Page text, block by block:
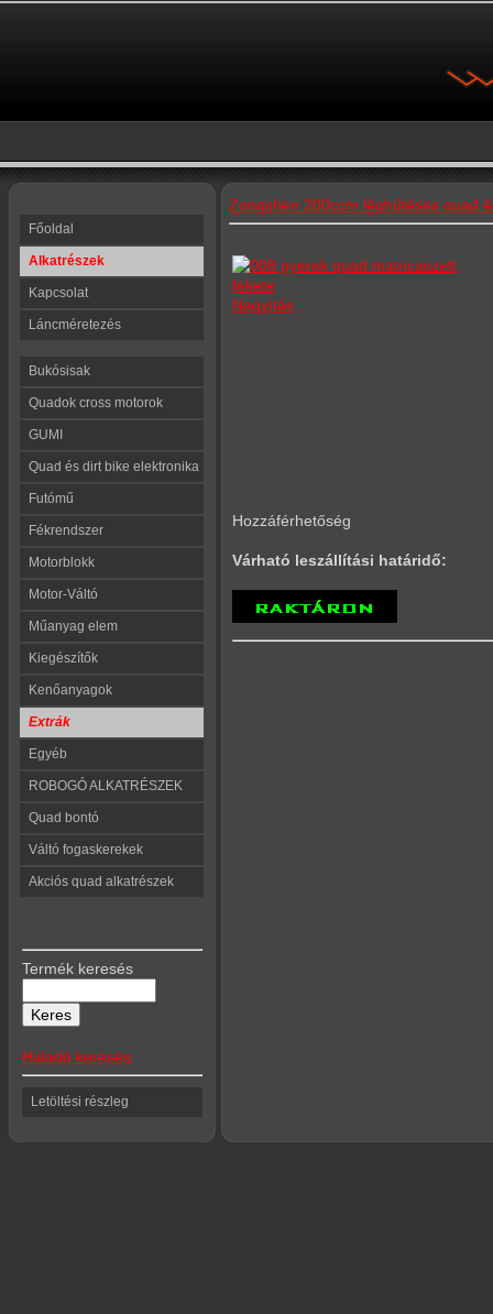
Főoldal
Alkatrészek
Kapcsolat
Láncméretezés
Bukósisak
Quadok cross motorok
GUMI
Quad és dirt bike elektronika
Futómű
Fékrendszer
Motorblokk
Motor-Váltó
Műanyag elem
Kiegészítők
Kenőanyagok
Extrák
Egyéb
ROBOGÓ ALKATRÉSZEK
Quad bontó
Váltó fogaskerekek
Akciós quad alkatrészek
Termék keresés
Haladó keresés
Letöltési részleg
Zongshen 200ccm léghűtéses quad
Nagyítás
Hozzáférhetőség
Várható leszállítási határidő: